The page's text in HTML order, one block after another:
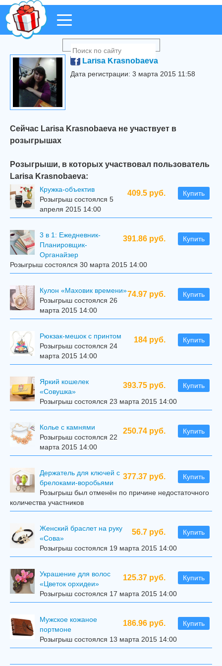
Larisa Krasnobaeva
Дата регистрации: 3 марта 2015 11:58
Сейчас Larisa Krasnobaeva не участвует в
розыгрышах
Розыгрыши, в которых участвовал пользователь
Larisa Krasnobaeva:
409.5 руб. Купить
Кружка-объектив
Розыгрыш состоялся 5
апреля 2015 14:00
391.86 руб. Купить
3 в 1: Ежедневник-
Планировщик-
Органайзер
Розыгрыш состоялся 30 марта 2015 14:00
74.97 руб. Купить
Кулон «Маховик времени»
Розыгрыш состоялся 26
марта 2015 14:00
184 руб. Купить
Рюкзак-мешок с принтом
Розыгрыш состоялся 24
марта 2015 14:00
393.75 руб. Купить
Яркий кошелек
«Совушка»
Розыгрыш состоялся 23 марта 2015 14:00
250.74 руб. Купить
Колье с камнями
Розыгрыш состоялся 22
марта 2015 14:00
377.37 руб. Купить
Держатель для ключей с
брелоками-воробьями
Розыгрыш был отменён по причине недостаточного
количества участников
56.7 руб. Купить
Женский браслет на руку
«Сова»
Розыгрыш состоялся 19 марта 2015 14:00
125.37 руб. Купить
Украшение для волос
«Цветок орхидеи»
Розыгрыш состоялся 17 марта 2015 14:00
186.96 руб. Купить
Мужское кожаное
портмоне
Розыгрыш состоялся 13 марта 2015 14:00